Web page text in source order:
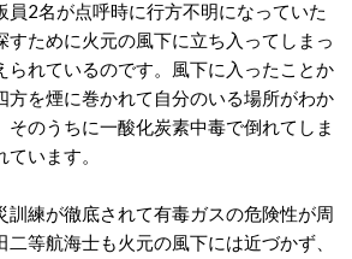
員2名が点呼時に行方不明になっていた
すために火元の風下に立ち入ってしまっ
られているのです。風下に入ったことか
方を煙に巻かれて自分のいる場所がわか
そのうちに一酸化炭素中毒で倒れてしま
います。
訓練が徹底されて有毒ガスの危険性が周
等航海士も火元の風下には近づかず、